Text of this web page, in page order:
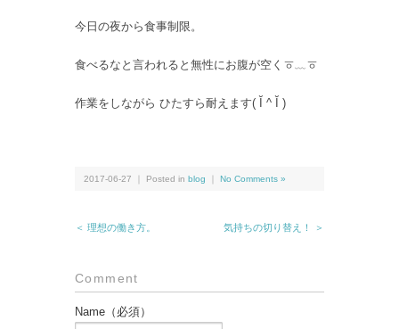
今日の夜から食事制限。
食べるなと言われると無性にお腹が空くㆆ﹏ㆆ
作業をしながら ひたすら耐えます( Ĭ ^ Ĭ )
2017-06-27 ｜ Posted in blog No Comments »
＜ 理想の働き方。 気持ちの切り替え！ ＞
Comment
Name（必須）